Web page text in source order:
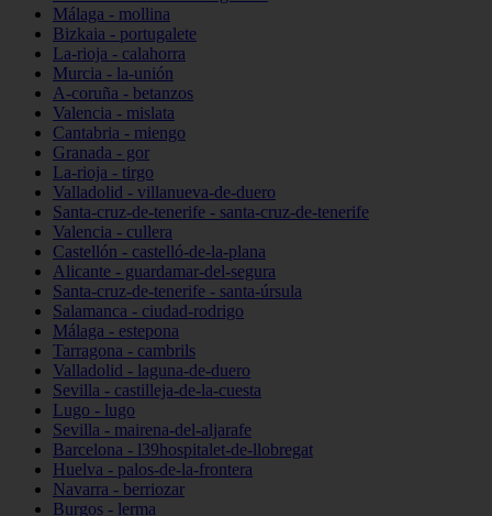
Málaga - mollina
Bizkaia - portugalete
La-rioja - calahorra
Murcia - la-unión
A-coruña - betanzos
Valencia - mislata
Cantabria - miengo
Granada - gor
La-rioja - tirgo
Valladolid - villanueva-de-duero
Santa-cruz-de-tenerife - santa-cruz-de-tenerife
Valencia - cullera
Castellón - castelló-de-la-plana
Alicante - guardamar-del-segura
Santa-cruz-de-tenerife - santa-úrsula
Salamanca - ciudad-rodrigo
Málaga - estepona
Tarragona - cambrils
Valladolid - laguna-de-duero
Sevilla - castilleja-de-la-cuesta
Lugo - lugo
Sevilla - mairena-del-aljarafe
Barcelona - l39hospitalet-de-llobregat
Huelva - palos-de-la-frontera
Navarra - berriozar
Burgos - lerma